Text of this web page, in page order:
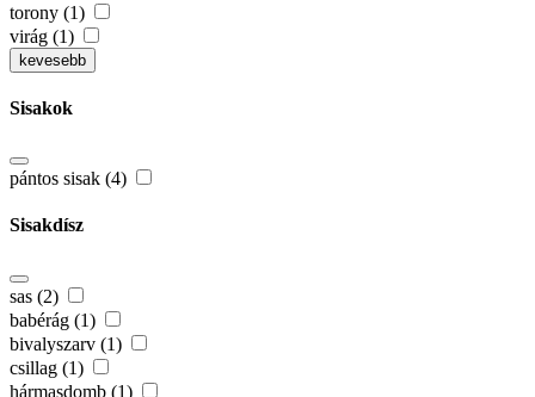
torony (1)
virág (1)
kevesebb
Sisakok
pántos sisak (4)
Sisakdísz
sas (2)
babérág (1)
bivalyszarv (1)
csillag (1)
hármasdomb (1)